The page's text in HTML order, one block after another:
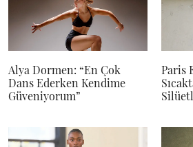
Alya Dormen: “En Çok
Dans Ederken Kendime
Güveniyorum”
Paris